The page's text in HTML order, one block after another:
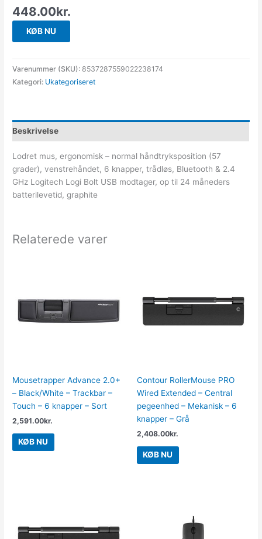
448.00kr.
KØB NU
Varenummer (SKU):8537287559022238174
Kategori: Ukategoriseret
Beskrivelse
Lodret mus, ergonomisk – normal håndtryksposition (57
grader), venstrehåndet, 6 knapper, trådløs, Bluetooth & 2.4
GHz Logitech Logi Bolt USB modtager, op til 24 måneders
batterilevetid, graphite
Relaterede varer
Mousetrapper Advance 2.0+
– Black/White – Trackbar –
Touch – 6 knapper – Sort
2,591.00kr.
KØB NU
Contour RollerMouse PRO
Wired Extended – Central
pegeenhed – Mekanisk – 6
knapper – Grå
2,408.00kr.
KØB NU